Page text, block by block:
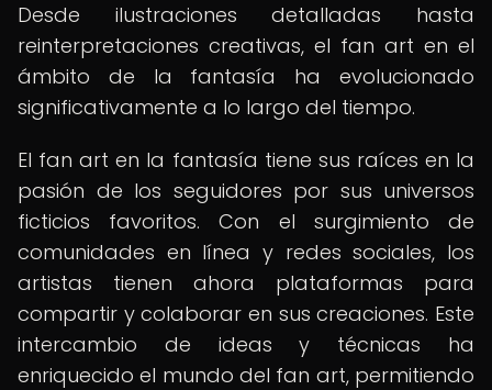
Desde ilustraciones detalladas hasta
reinterpretaciones creativas, el fan art en el
ámbito de la fantasía ha evolucionado
significativamente a lo largo del tiempo.
El fan art en la fantasía tiene sus raíces en la
pasión de los seguidores por sus universos
ficticios favoritos. Con el surgimiento de
comunidades en línea y redes sociales, los
artistas tienen ahora plataformas para
compartir y colaborar en sus creaciones. Este
intercambio de ideas y técnicas ha
enriquecido el mundo del fan art, permitiendo